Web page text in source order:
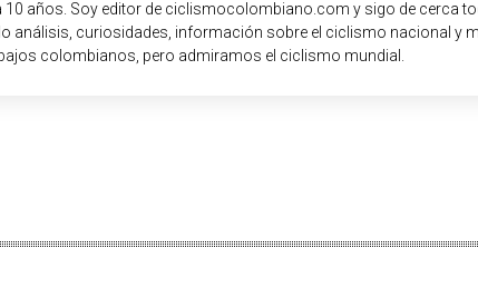
10 años. Soy editor de ciclismocolombiano.com y sigo de cerca
análisis, curiosidades, información sobre el ciclismo nacional y
colombianos, pero admiramos el ciclismo mundial.